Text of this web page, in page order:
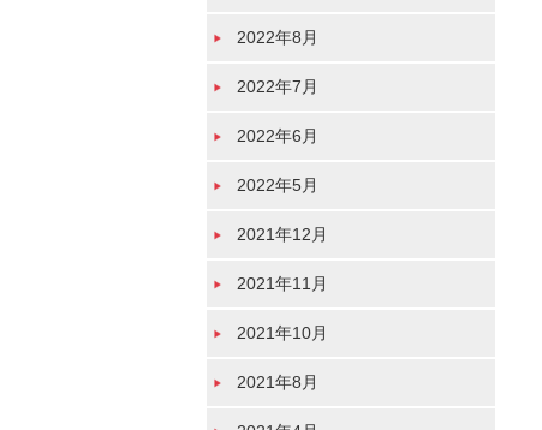
2022年8月
2022年7月
2022年6月
2022年5月
2021年12月
2021年11月
2021年10月
2021年8月